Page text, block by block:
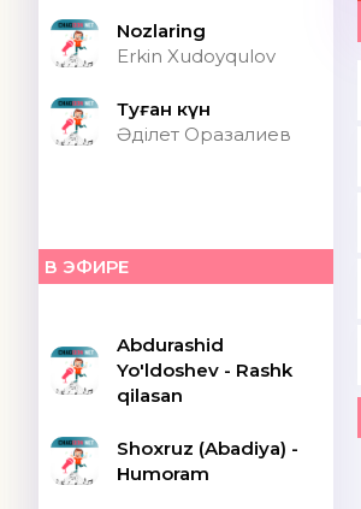
Nozlaring
Erkin Xudoyqulov
Туған күн
Әділет Оразалиев
В ЭФИРЕ
Abdurashid
Yo'ldoshev - Rashk
qilasan
Shoxruz (Abadiya) -
Humoram